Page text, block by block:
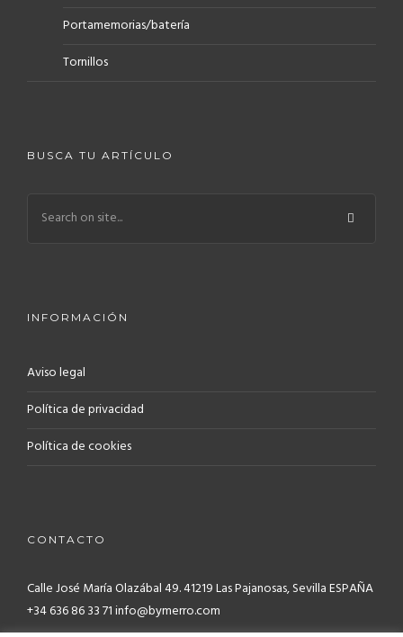
Portamemorias/batería
Tornillos
BUSCA TU ARTÍCULO
INFORMACIÓN
Aviso legal
Política de privacidad
Política de cookies
CONTACTO
Calle José María Olazábal 49. 41219Las Pajanosas, Sevilla ESPAÑA
+34 636 86 33 71 info@bymerro.com